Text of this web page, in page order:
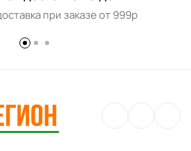
при заказе от 999р